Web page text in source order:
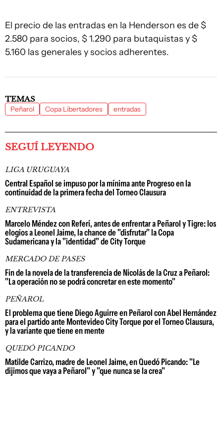
El precio de las entradas en la Henderson es de $
2.580 para socios, $ 1.290 para butaquistas y $
5.160 las generales y socios adherentes.
TEMAS
Peñarol Copa Libertadores entradas
SEGUÍ LEYENDO
LIGA URUGUAYA
Central Español se impuso por la mínima ante Progreso en la
continuidad de la primera fecha del Torneo Clausura
ENTREVISTA
Marcelo Méndez con Referí, antes de enfrentar a Peñarol y Tigre: los
elogios a Leonel Jaime, la chance de "disfrutar" la Copa
Sudamericana y la "identidad" de City Torque
MERCADO DE PASES
Fin de la novela de la transferencia de Nicolás de la Cruz a Peñarol:
"La operación no se podrá concretar en este momento"
PEÑAROL
El problema que tiene Diego Aguirre en Peñarol con Abel Hernández
para el partido ante Montevideo City Torque por el Torneo Clausura,
y la variante que tiene en mente
QUEDÓ PICANDO
Matilde Carrizo, madre de Leonel Jaime, en Quedó Picando: "Le
dijimos que vaya a Peñarol" y "que nunca se la crea"